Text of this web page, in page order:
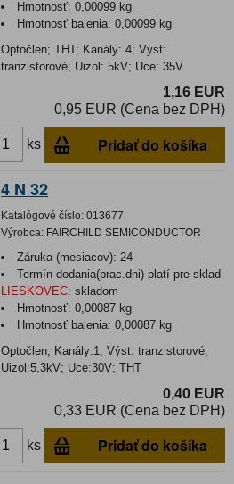
Hmotnosť:0,00099 kg
Hmotnosť balenia:0,00099 kg
Optočlen; THT; Kanály: 4; Výst:
tranzistorové; Uizol: 5kV; Uce: 35V
1,16 EUR
0,95 EUR (Cena bez DPH)
ks Pridať do košíka
4 N 32
Katalógové číslo: 013677
Výrobca: FAIRCHILD SEMICONDUCTOR
Záruka (mesiacov): 24
Termín dodania(prac.dni)-platí pre sklad
LIESKOVEC: skladom
Hmotnosť:0,00087 kg
Hmotnosť balenia:0,00087 kg
Optočlen; Kanály:1; Výst: tranzistorové;
Uizol:5,3kV; Uce:30V; THT
0,40 EUR
0,33 EUR (Cena bez DPH)
ks Pridať do košíka